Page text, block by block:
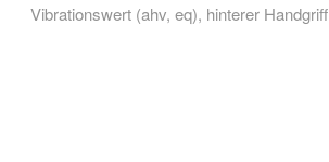
Vibrationswert (ahv, eq), hinterer Handgriff